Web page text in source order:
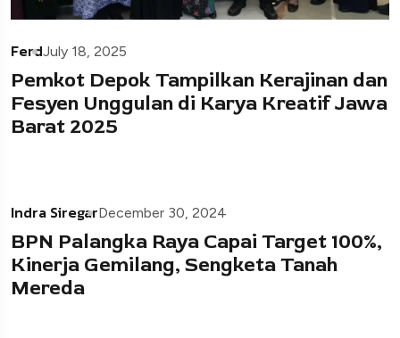
FerdJuly 18, 2025
Pemkot Depok Tampilkan Kerajinan dan
Fesyen Unggulan di Karya Kreatif Jawa
Barat 2025
Indra SiregarDecember 30, 2024
BPN Palangka Raya Capai Target 100%,
Kinerja Gemilang, Sengketa Tanah
Mereda